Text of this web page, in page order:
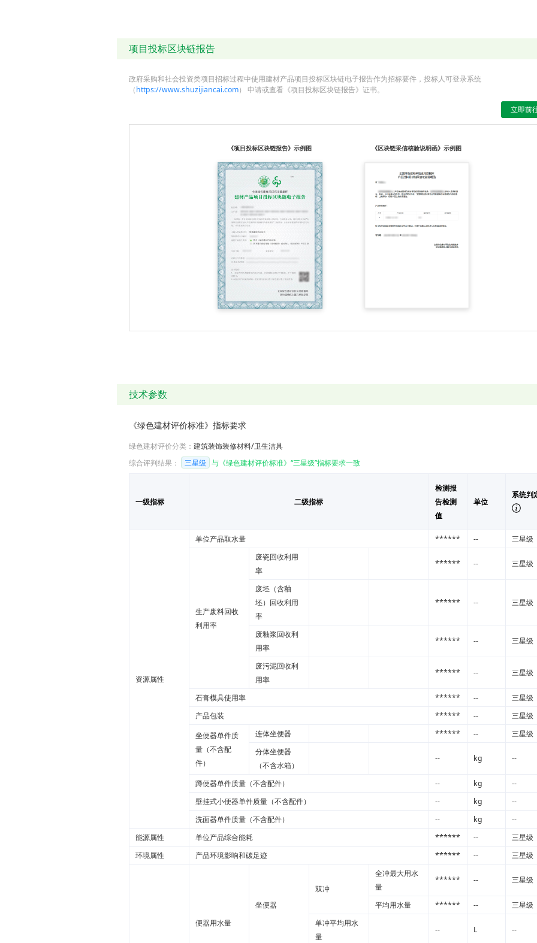
项目投标区块链报告
政府采购和社会投资类项目招标过程中使用建材产品项目投标区块链电子报告作为招标要件，投标人可登录系统
（https://www.shuzijiancai.com） 申请或查看《项目投标区块链报告》证书。
立即前
《项目投标区块链报告》示例图 《区块链采信核验说明函》示例图
技术参数
《绿色建材评价标准》指标要求
绿色建材评价分类： 建筑装饰装修材料/卫生洁具
综合评判结果：
三星级 与《绿色建材评价标准》“三星级”指标要求一致
一级指标 二级指标
检测报
告检测
值
单位
系统判
资源属性
单位产品取水量 ****** -- 三星级
生产废料回收
利用率
废瓷回收利用
率
****** -- 三星级
废坯（含釉
坯）回收利用
率
****** -- 三星级
废釉浆回收利
用率
****** -- 三星级
废污泥回收利
用率
****** -- 三星级
石膏模具使用率 ****** --
三星级
产品包装
****** --
三星级
坐便器单件质
量（不含配
件）
连体坐便器 ****** --
三星级
分体坐便器
（不含水箱）
-- kg --
蹲便器单件质量（不含配件） -- kg
--
壁挂式小便器单件质量（不含配件）
-- kg
--
洗面器单件质量（不含配件）
-- kg
--
能源属性
单位产品综合能耗 ****** --
三星级
环境属性
产品环境影响和碳足迹 ****** -- 三星级
便器用水量
坐便器
双冲
全冲最大用水
量
****** -- 三星级
平均用水量 ****** --
三星级
单冲平均用水
量
-- L --